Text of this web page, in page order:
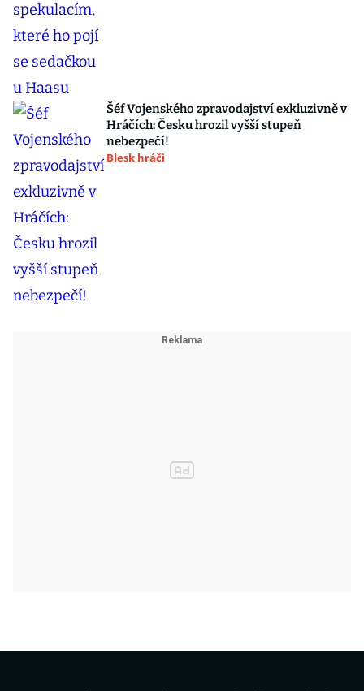
Šéf Vojenského zpravodajství exkluzivně v
Hráčích: Česku hrozil vyšší stupeň
nebezpečí!
Blesk hráči